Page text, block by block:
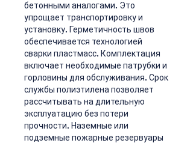
бетонными аналогами. Это
упрощает транспортировку и
установку. Герметичность швов
обеспечивается технологией
сварки пластмасс. Комплектация
включает необходимые патрубки и
горловины для обслуживания. Срок
службы полиэтилена позволяет
рассчитывать на длительную
эксплуатацию без потери
прочности. Наземные или
подземные пожарные резервуары